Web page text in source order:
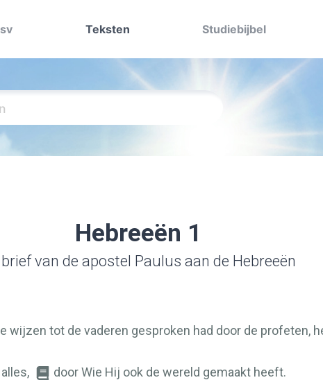
Teksten Studiebijbel
Hebreeën 1
brief van de apostel Paulus aan de Hebreeën
wijzen tot de vaderen gesproken had door de profeten,
door Wie Hij ook de wereld gemaakt heeft.